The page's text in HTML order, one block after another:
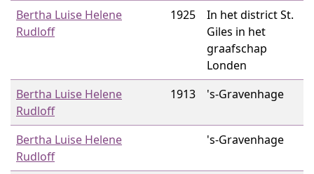
Bertha Luise Helene
Rudloff
1925
In het district St.
Giles in het
graafschap
Londen
Bertha Luise Helene
Rudloff
1913 's-Gravenhage
Bertha Luise Helene
Rudloff
's-Gravenhage